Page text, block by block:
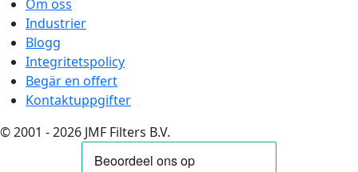
Om oss
Industrier
Blogg
Integritetspolicy
Begär en offert
Kontaktuppgifter
© 2001 - 2026 JMF Filters B.V.